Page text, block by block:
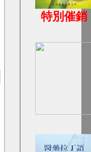
特別催銷